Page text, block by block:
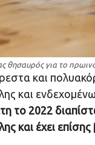
θησαυρός για το
και
και
το 2022
έχει επίσης